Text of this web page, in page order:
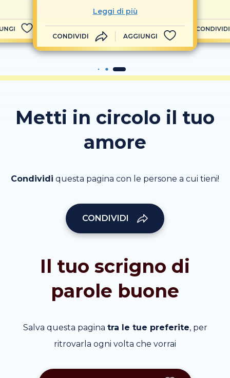
Leggi di più
CONDIVIDI AGGIUNGI
CONDIVIDI
Metti in circolo il tuo
amore
Condividi questa pagina con le persone a cui tieni!
CONDIVIDI
Il tuo scrigno di
parole buone
Salva questa pagina tra le tue preferite, per
ritrovarla ogni volta che vorrai